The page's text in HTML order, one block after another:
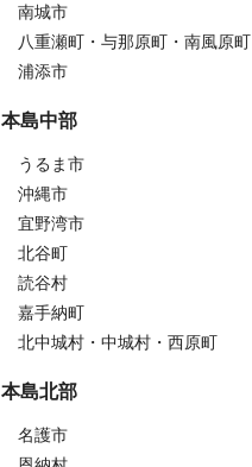
南城市
八重瀬町・与那原町・南風原町
浦添市
本島中部
うるま市
沖縄市
宜野湾市
北谷町
読谷村
嘉手納町
北中城村・中城村・西原町
本島北部
名護市